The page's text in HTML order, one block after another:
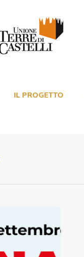
IL PROGETTO